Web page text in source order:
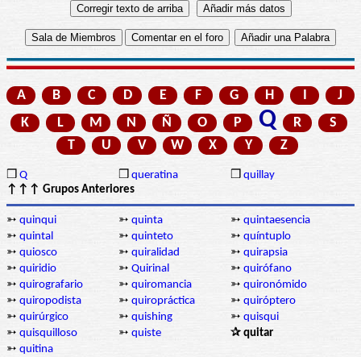
A B C D E F G H I
J
K
L M N Ñ O P Q R
S
T
U V W X Y Z
❒ Q ❒ queratina ❒ quillay
↑↑↑ Grupos Anteriores
➳ quinqui ➳ quinta ➳ quintaesencia
➳ quintal ➳ quinteto ➳ quíntuplo
➳ quiosco ➳ quiralidad ➳ quirapsia
➳ quiridio ➳ Quirinal ➳ quirófano
➳ quirografario ➳ quiromancia ➳ quironómido
➳ quiropodista ➳ quiropráctica ➳ quiróptero
➳ quirúrgico ➳ quishing ➳ quisqui
➳ quisquilloso ➳ quiste
✰ quitar
➳ quitina